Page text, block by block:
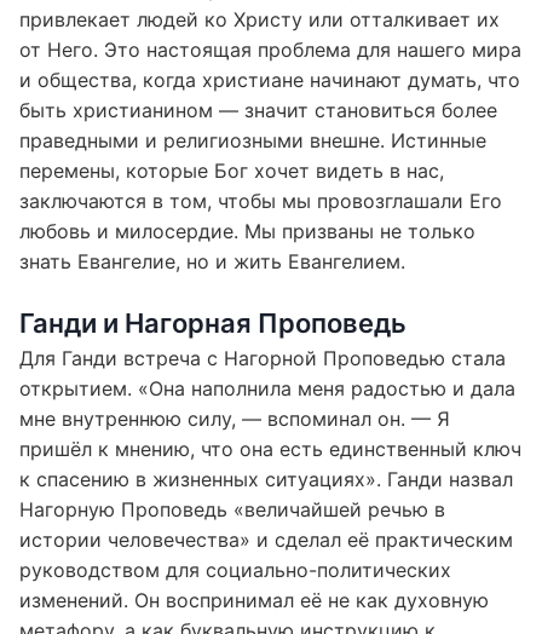
привлекает людей ко Христу или отталкивает их
от Него. Это настоящая проблема для нашего мира
и общества, когда христиане начинают думать, что
быть христианином — значит становиться более
праведными и религиозными внешне. Истинные
перемены, которые Бог хочет видеть в нас,
заключаются в том, чтобы мы провозглашали Его
любовь и милосердие. Мы призваны не только
знать Евангелие, но и жить Евангелием.
Ганди и Нагорная Проповедь
Для Ганди встреча с Нагорной Проповедью стала
открытием. «Она наполнила меня радостью и дала
мне внутреннюю силу, — вспоминал он. — Я
пришёл к мнению, что она есть единственный ключ
к спасению в жизненных ситуациях». Ганди назвал
Нагорную Проповедь «величайшей речью в
истории человечества» и сделал её практическим
руководством для социально-политических
изменений. Он воспринимал её не как духовную